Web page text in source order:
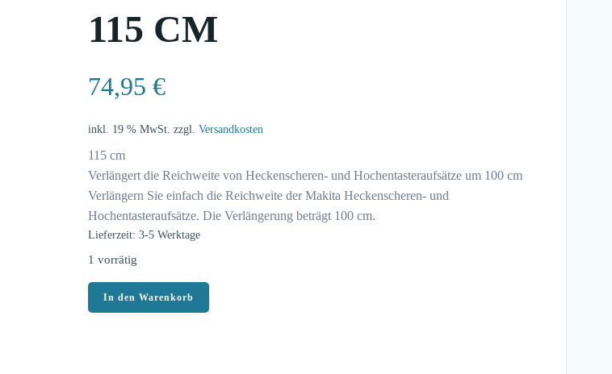
115 CM
74,95 €
inkl. 19 % MwSt. zzgl. Versandkosten
115 cm
Verlängert die Reichweite von Heckenscheren- und Hochentasteraufsätze um 100 cm
Verlängern Sie einfach die Reichweite der Makita Heckenscheren- und
Hochentasteraufsätze. Die Verlängerung beträgt 100 cm.
Lieferzeit: 3-5 Werktage
1 vorrätig
Makita
Schaftverlängerung
In den Warenkorb